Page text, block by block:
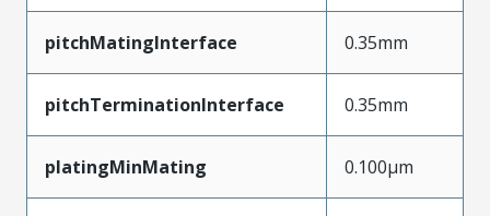
pitchMatingInterface 0.35mm
pitchTerminationInterface 0.35mm
platingMinMating 0.100µm